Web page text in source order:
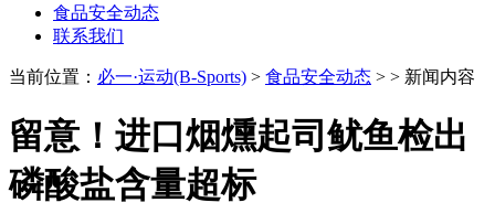
食品安全动态
联系我们
当前位置： 必一·运动(B-Sports) > 食品安全动态 > > 新闻内容
留意！进口烟燻起司鱿鱼检出
磷酸盐含量超标